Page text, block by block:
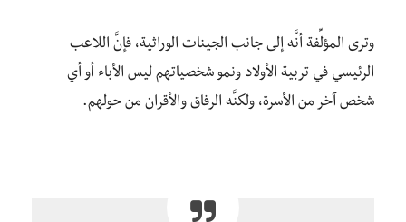
وترى المؤلِّفة أنَّه إلى جانب الجينات الوراثية، فإنَّ اللاعب
الرئيسي في تربية الأولاد ونمو شخصياتهم ليس الأباء أو أي
شخص آخر من الأسرة، ولكنَّه الرفاق والأقران من حولهم.